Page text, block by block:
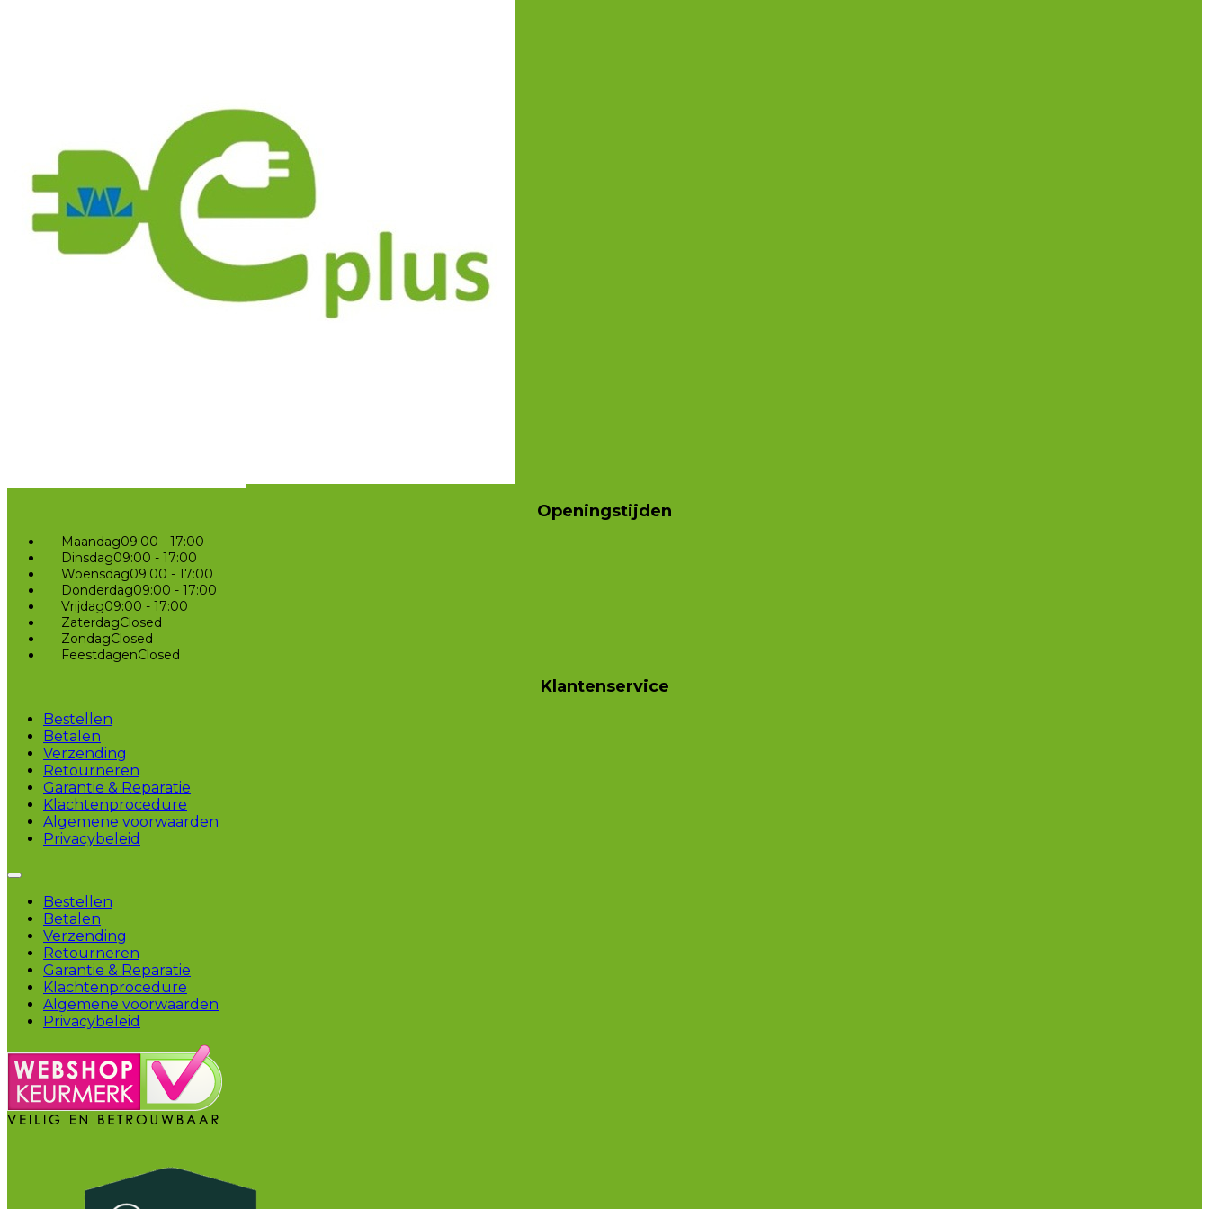
Openingstijden
Maandag09:00 - 17:00
Dinsdag09:00 - 17:00
Woensdag09:00 - 17:00
Donderdag09:00 - 17:00
Vrijdag09:00 - 17:00
ZaterdagClosed
ZondagClosed
FeestdagenClosed
Klantenservice
Bestellen
Betalen
Verzending
Retourneren
Garantie & Reparatie
Klachtenprocedure
Algemene voorwaarden
Privacybeleid
Bestellen
Betalen
Verzending
Retourneren
Garantie & Reparatie
Klachtenprocedure
Algemene voorwaarden
Privacybeleid